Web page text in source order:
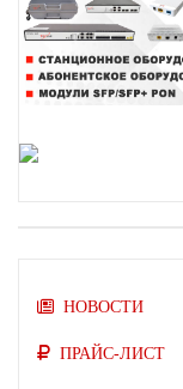
НОВОСТИ
ПРАЙС-ЛИСТ